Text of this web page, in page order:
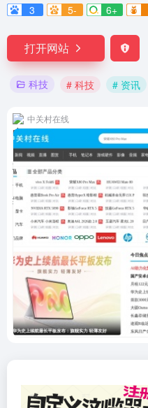
3
5- 6+
打开网站
科技 # 科技 # 资讯
中关村在线